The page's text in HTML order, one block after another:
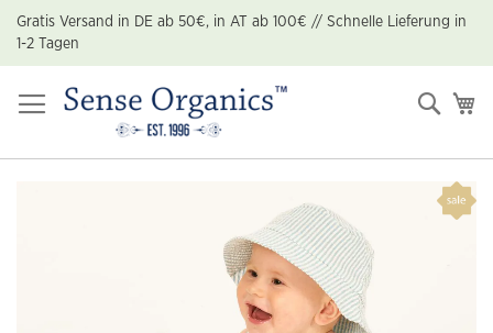
Zum
Inhalt
springen
Gratis Versand in DE ab 50€, in AT ab 100€ // Schnelle Lieferung in
1-2 Tagen
Suche